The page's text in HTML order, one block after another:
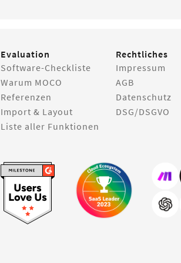
Evaluation
Software-Checkliste
Warum MOCO
Referenzen
Import & Layout
Liste aller Funktionen
Rechtliches
Impressum
AGB
Datenschutz
DSG/DSGVO